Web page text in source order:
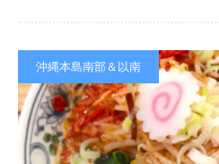
沖縄本島南部＆以南